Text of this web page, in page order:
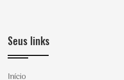
Seus links
Início